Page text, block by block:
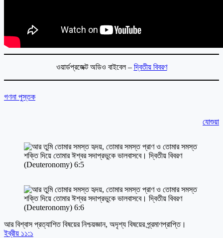
ওয়ার্ডপ্রজেক্ট অডিও বাইবেল – দ্বিতীয় বিবরণ
গণনা পুস্তক
যোশুয়া
আর বিশ্বাস প্রত্যাশিত বিষয়ের নিশ্চয়জ্ঞান, অদৃশ্য বিষয়ের প্র্রমাণপ্রাপ্তি।
ইব্রীয় ১১:১